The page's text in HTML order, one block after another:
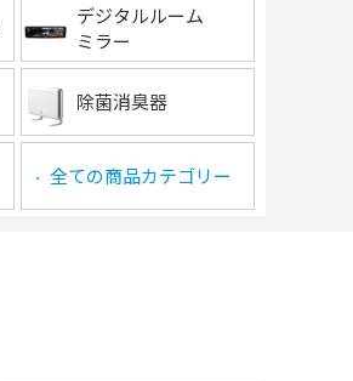
デジタルルーム
ミラー
除菌消臭器
▶ 全ての商品カテゴリー